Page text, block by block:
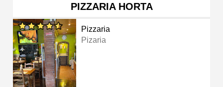
PIZZARIA HORTA
Pizzaria
Pizaria